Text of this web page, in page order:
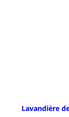
Lavandière